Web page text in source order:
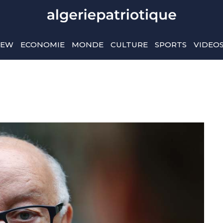
ECONOMIE MONDE CULTURE SPORTS VIDEOS